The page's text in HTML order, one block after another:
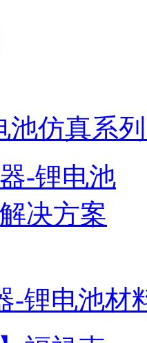
池仿真系
-锂电池材